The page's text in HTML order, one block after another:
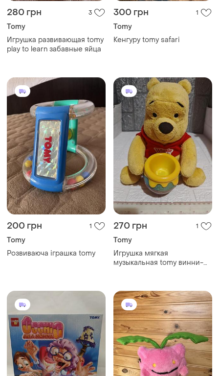
280 грн 3
Tomy
Игрушка развивающая tomy
play to learn забавные яйца
300 грн 1
Tomy
Кенгуру tomy safari
200 грн 1
Tomy
Розвиваюча іграшка tomy
270 грн 1
Tomy
Игрушка мягкая
музыкальная tomy винни-